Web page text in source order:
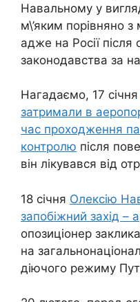
Навальному у
м\’яким порівняно
адже на Росії після
законодавства за
Нагадаємо, 17 січня
затримали в
час проходження
контролю після
він лікувався від
18 січня Олексію
запобіжний захід –
опозиціонер
на
діючого режиму